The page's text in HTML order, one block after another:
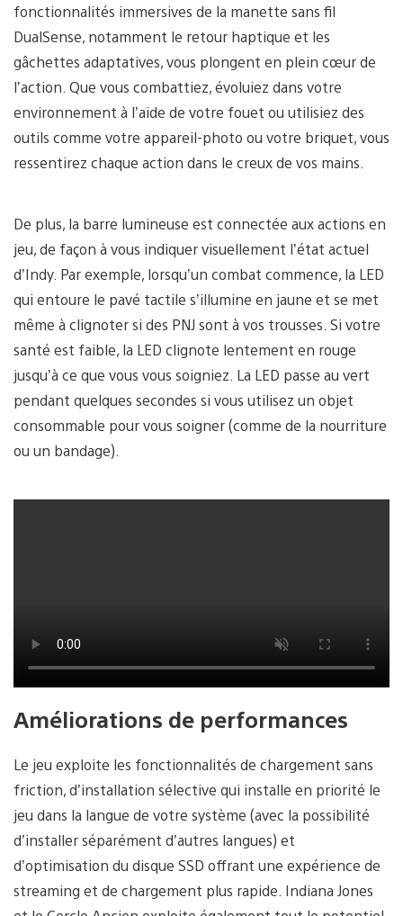
fonctionnalités immersives de la manette sans fil
DualSense, notamment le retour haptique et les
gâchettes adaptatives, vous plongent en plein cœur de
l’action. Que vous combattiez, évoluiez dans votre
environnement à l’aide de votre fouet ou utilisiez des
outils comme votre appareil-photo ou votre briquet, vous
ressentirez chaque action dans le creux de vos mains.
De plus, la barre lumineuse est connectée aux actions en
jeu, de façon à vous indiquer visuellement l’état actuel
d’Indy. Par exemple, lorsqu’un combat commence, la LED
qui entoure le pavé tactile s’illumine en jaune et se met
même à clignoter si des PNJ sont à vos trousses. Si votre
santé est faible, la LED clignote lentement en rouge
jusqu’à ce que vous vous soigniez. La LED passe au vert
pendant quelques secondes si vous utilisez un objet
consommable pour vous soigner (comme de la nourriture
ou un bandage).
Améliorations de performances
Le jeu exploite les fonctionnalités de chargement sans
friction, d’installation sélective qui installe en priorité le
jeu dans la langue de votre système (avec la possibilité
d’installer séparément d’autres langues) et
d’optimisation du disque SSD offrant une expérience de
streaming et de chargement plus rapide. Indiana Jones